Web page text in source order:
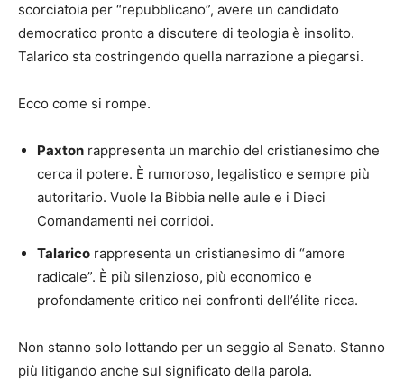
scorciatoia per “repubblicano”, avere un candidato
democratico pronto a discutere di teologia è insolito.
Talarico sta costringendo quella narrazione a piegarsi.
Ecco come si rompe.
Paxton rappresenta un marchio del cristianesimo che
cerca il potere. È rumoroso, legalistico e sempre più
autoritario. Vuole la Bibbia nelle aule e i Dieci
Comandamenti nei corridoi.
Talarico rappresenta un cristianesimo di “amore
radicale”. È più silenzioso, più economico e
profondamente critico nei confronti dell’élite ricca.
Non stanno solo lottando per un seggio al Senato. Stanno
più litigando anche sul significato della parola.